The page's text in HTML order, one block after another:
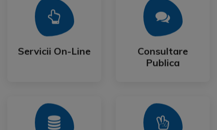
Servicii On-Line
Servicii On-Line
Mai Mult
Consultare
Publica
Consultare
Publica
Mai Mult
Mai Mult Mai Mult